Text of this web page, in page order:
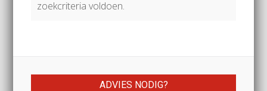
zoekcriteria voldoen.
ADVIES NODIG?